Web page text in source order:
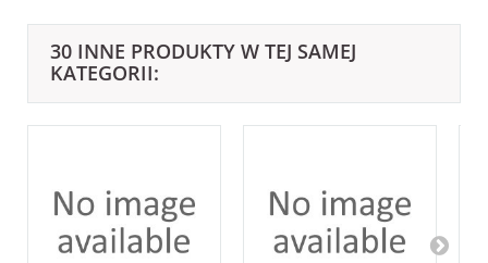
30 INNE PRODUKTY W TEJ SAMEJ
KATEGORII: